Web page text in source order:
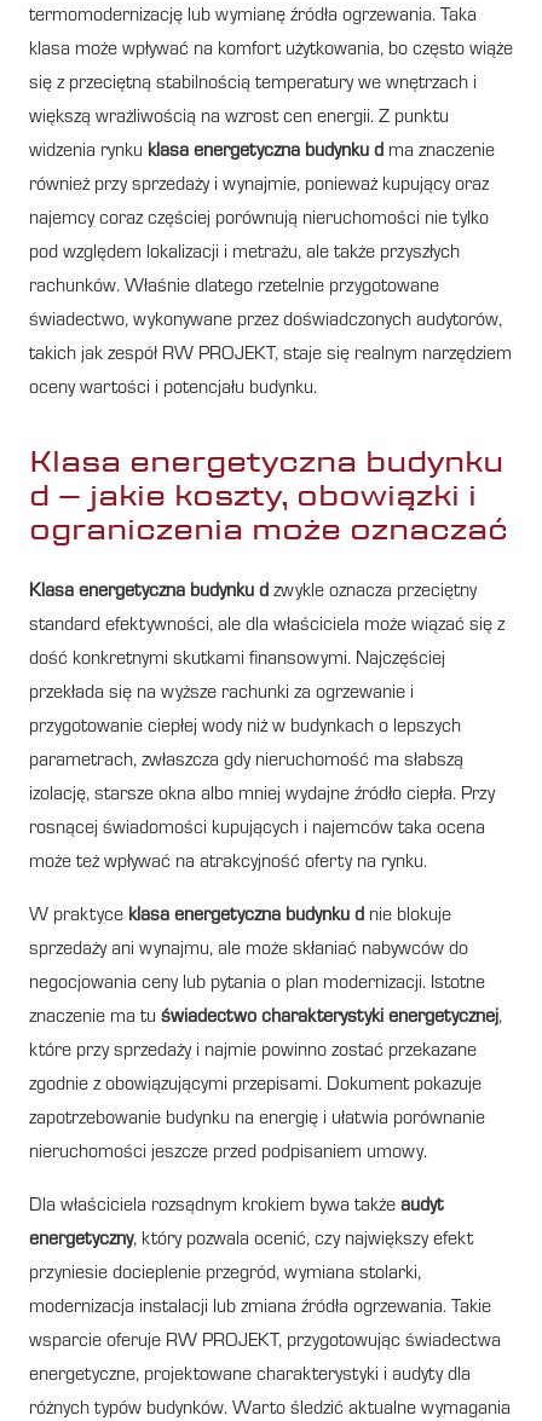
termomodernizację lub wymianę źródła ogrzewania. Taka
klasa może wpływać na komfort użytkowania, bo często wiąże
się z przeciętną stabilnością temperatury we wnętrzach i
większą wrażliwością na wzrost cen energii. Z punktu
widzenia rynku klasa energetyczna budynku d ma znaczenie
również przy sprzedaży i wynajmie, ponieważ kupujący oraz
najemcy coraz częściej porównują nieruchomości nie tylko
pod względem lokalizacji i metrażu, ale także przyszłych
rachunków. Właśnie dlatego rzetelnie przygotowane
świadectwo, wykonywane przez doświadczonych audytorów,
takich jak zespół RW PROJEKT, staje się realnym narzędziem
oceny wartości i potencjału budynku.
Klasa energetyczna budynku
d – jakie koszty, obowiązki i
ograniczenia może oznaczać
Klasa energetyczna budynku d zwykle oznacza przeciętny
standard efektywności, ale dla właściciela może wiązać się z
dość konkretnymi skutkami finansowymi. Najczęściej
przekłada się na wyższe rachunki za ogrzewanie i
przygotowanie ciepłej wody niż w budynkach o lepszych
parametrach, zwłaszcza gdy nieruchomość ma słabszą
izolację, starsze okna albo mniej wydajne źródło ciepła. Przy
rosnącej świadomości kupujących i najemców taka ocena
może też wpływać na atrakcyjność oferty na rynku.
W praktyce klasa energetyczna budynku d nie blokuje
sprzedaży ani wynajmu, ale może skłaniać nabywców do
negocjowania ceny lub pytania o plan modernizacji. Istotne
znaczenie ma tu świadectwo charakterystyki energetycznej,
które przy sprzedaży i najmie powinno zostać przekazane
zgodnie z obowiązującymi przepisami. Dokument pokazuje
zapotrzebowanie budynku na energię i ułatwia porównanie
nieruchomości jeszcze przed podpisaniem umowy.
Dla właściciela rozsądnym krokiem bywa także audyt
energetyczny, który pozwala ocenić, czy największy efekt
przyniesie docieplenie przegród, wymiana stolarki,
modernizacja instalacji lub zmiana źródła ogrzewania. Takie
wsparcie oferuje RW PROJEKT, przygotowując świadectwa
energetyczne, projektowane charakterystyki i audyty dla
różnych typów budynków. Warto śledzić aktualne wymagania